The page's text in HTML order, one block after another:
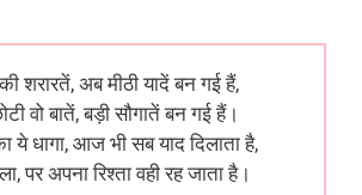
शरारतें, अब मीठी यादें बन गई हैं,
वो बातें, बड़ी सौगातें बन गई हैं।
ये धागा, आज भी सब याद दिलाता है,
पर अपना रिश्ता वही रह जाता है।